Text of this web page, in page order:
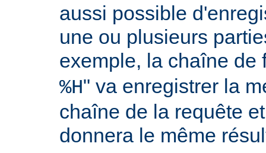
aussi possible
une ou plusieurs
exemple, la chaîne de
%H" va enregistrer la
chaîne de la requête
donnera le même